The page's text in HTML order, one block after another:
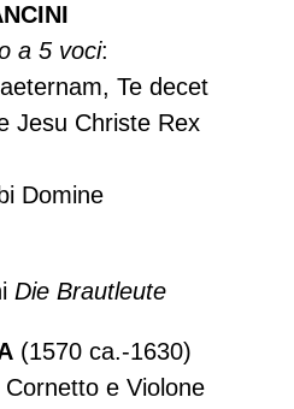
a 5 voci:
Te decet
Jesu Christe Rex
Domine
Die Brautleute
(1570 ca.-1630)
e Violone